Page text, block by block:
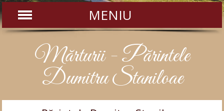
MENIU
Mărturii - Părintele
Dumitru Staniloae